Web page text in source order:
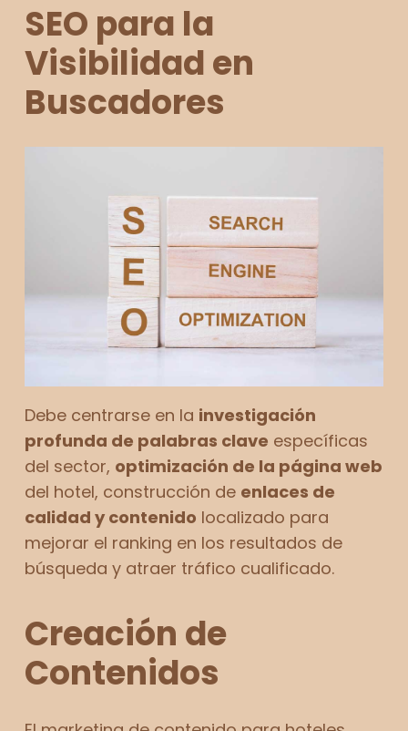
SEO para la
Visibilidad en
Buscadores
Debe centrarse en la investigación
profunda de palabras clave específicas
del sector, optimización de la página web
del hotel, construcción de enlaces de
calidad y contenido localizado para
mejorar el ranking en los resultados de
búsqueda y atraer tráfico cualificado.
Creación de
Contenidos